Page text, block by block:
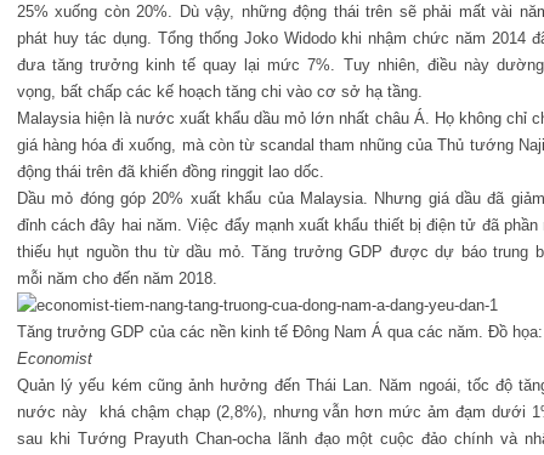
25% xuống còn 20%. Dù vậy, những động thái trên sẽ phải mất vài
phát huy tác dụng. Tổng thống Joko Widodo khi nhậm chức năm 2014
đưa tăng trưởng kinh tế quay lại mức 7%. Tuy nhiên, điều này
vọng, bất chấp các kế hoạch tăng chi vào cơ sở hạ tầng.
Malaysia hiện là nước xuất khẩu dầu mỏ lớn nhất châu Á. Họ không chỉ
giá hàng hóa đi xuống, mà còn từ scandal tham nhũng của Thủ tướng
động thái trên đã khiến đồng ringgit lao dốc.
Dầu mỏ đóng góp 20% xuất khẩu của Malaysia. Nhưng giá dầu đã
đỉnh cách đây hai năm. Việc đẩy mạnh xuất khẩu thiết bị điện tử đã
thiếu hụt nguồn thu từ dầu mỏ. Tăng trưởng GDP được dự báo trung
mỗi năm cho đến năm 2018.
Tăng trưởng GDP của các nền kinh tế Đông Nam Á qua các năm. Đồ họa:
Economist
Quản lý yếu kém cũng ảnh hưởng đến Thái Lan. Năm ngoái, tốc độ
nước này khá chậm chạp (2,8%), nhưng vẫn hơn mức ảm đạm dưới
sau khi Tướng Prayuth Chan-ocha lãnh đạo một cuộc đảo chính và